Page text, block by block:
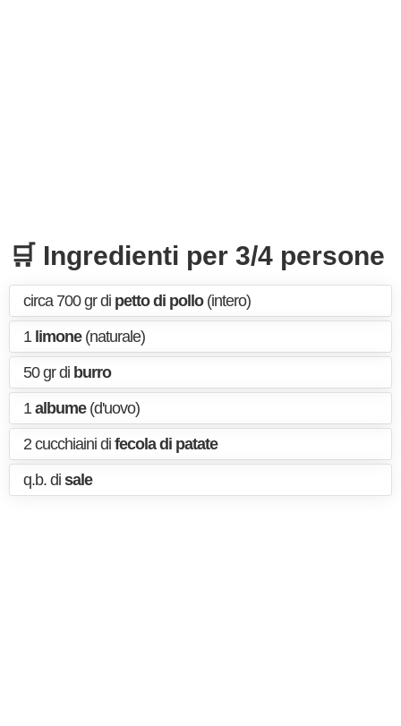
🛒 Ingredienti per 3/4 persone
circa 700 gr di petto di pollo(intero)
1 limone(naturale)
50 gr di burro
1albume(d'uovo)
2 cucchiaini di fecola di patate
q.b. di sale